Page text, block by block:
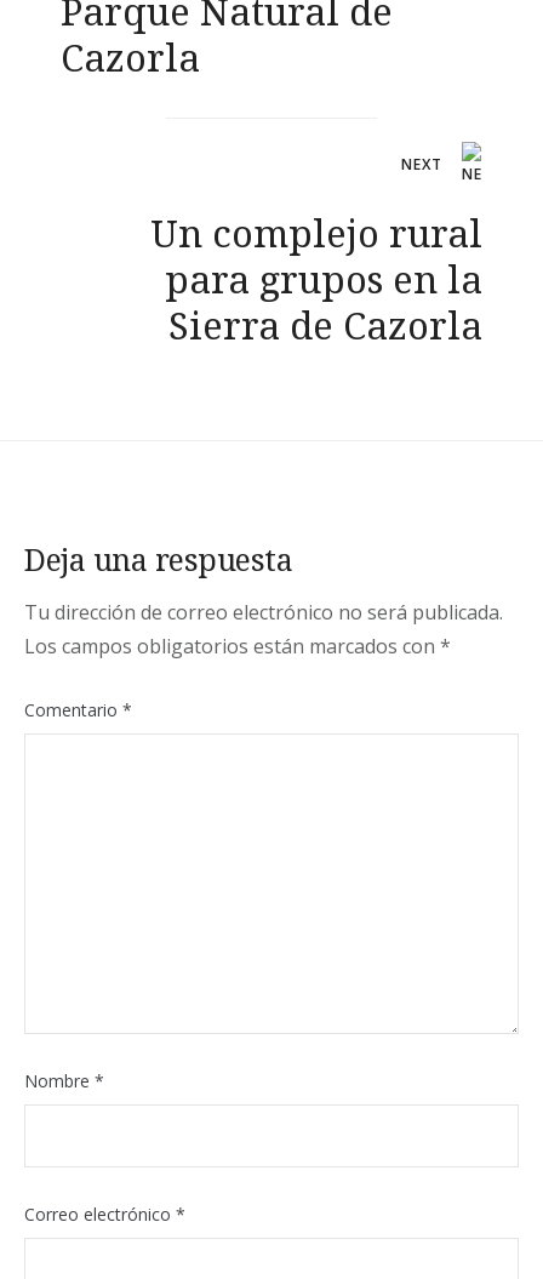
Parque Natural de
Cazorla
NEXT
Un complejo rural
para grupos en la
Sierra de Cazorla
Deja una respuesta
Tu dirección de correo electrónico no será publicada.
Los campos obligatorios están marcados con *
Comentario *
Nombre *
Correo electrónico *